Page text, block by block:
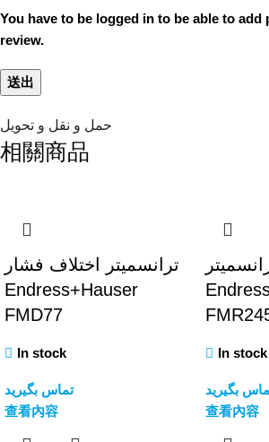
You have to be logged in to be able to
review.
حمل و نقل و تحویل
相關商品
ترانسمیتر اختلاف فشار
Endress+Hauser
FMD77
In stock
تماس بگیرید
查看內容
In stock
بگیرید
查看內容